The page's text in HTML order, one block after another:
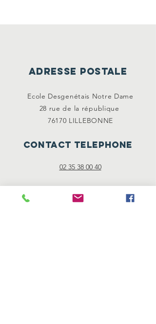
ADRESSE POSTALE
Ecole Desgenétais Notre Dame
28 rue de la république
76170 LILLEBONNE
CONTACT TELEPHONE
02 35 38 00 40
Mentions légales